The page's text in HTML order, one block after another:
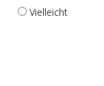
Vielleicht